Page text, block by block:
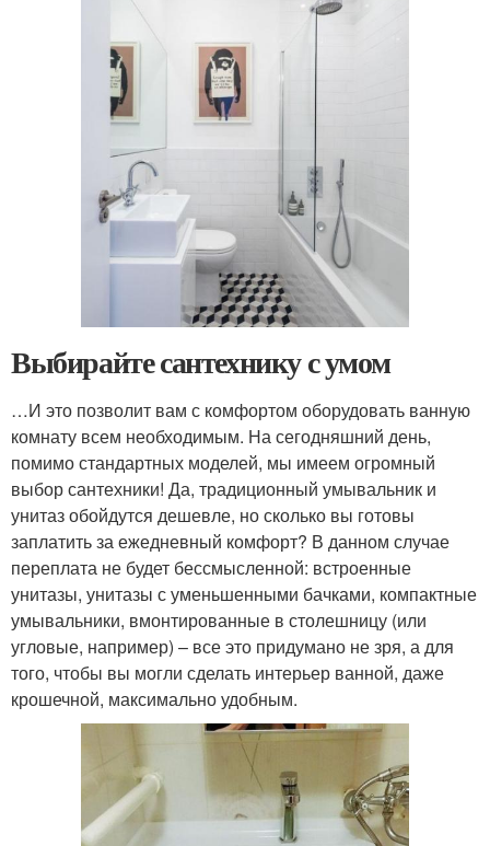
Выбирайте сантехнику с умом
…И это позволит вам с комфортом оборудовать ванную
комнату всем необходимым. На сегодняшний день,
помимо стандартных моделей, мы имеем огромный
выбор сантехники! Да, традиционный умывальник и
унитаз обойдутся дешевле, но сколько вы готовы
заплатить за ежедневный комфорт? В данном случае
переплата не будет бессмысленной: встроенные
унитазы, унитазы с уменьшенными бачками, компактные
умывальники, вмонтированные в столешницу (или
угловые, например) – все это придумано не зря, а для
того, чтобы вы могли сделать интерьер ванной, даже
крошечной, максимально удобным.